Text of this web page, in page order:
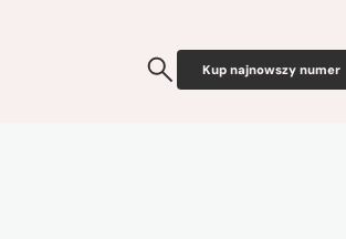
Kup najnowszy numer